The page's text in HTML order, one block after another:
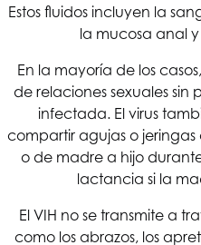
Estos fluidos incluyen la
la mucosa anal
En la mayoría de los
de relaciones sexuales
infectada. El virus
compartir agujas o
o de madre a hijo
lactancia si la
El VIH no se transmite a
como los abrazos, los